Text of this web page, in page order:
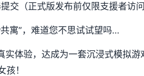
交（正式版发布前仅限支援者访
寓”，难道您不思试试望吗…
体验，达成为一套沉浸式模拟
！